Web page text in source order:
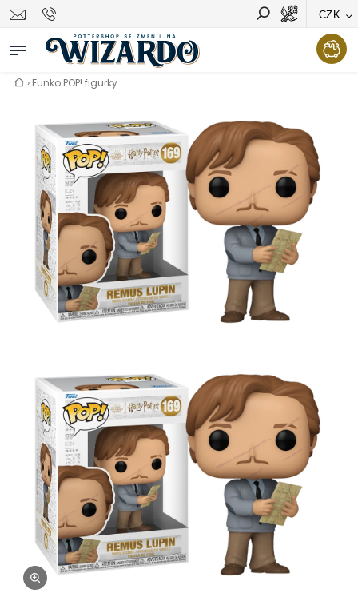
CZK
Vyhledávání Hledat
› Funko POP! figurky